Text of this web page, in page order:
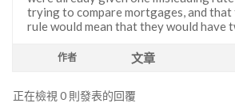
trying to compare mortgages, and that
rule would mean that they would have
作者 文章
正在檢視 0 則發表的回覆